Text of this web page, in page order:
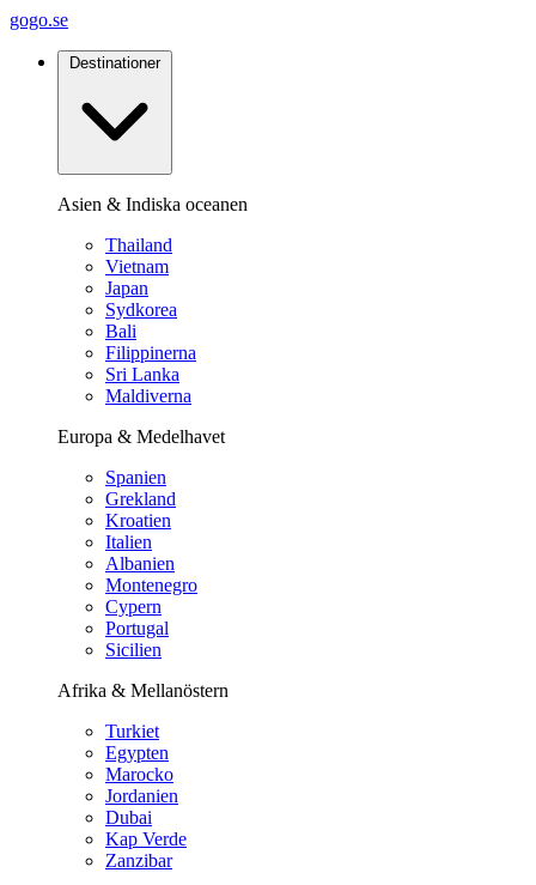
gogo.se
Destinationer
Asien & Indiska oceanen
Thailand
Vietnam
Japan
Sydkorea
Bali
Filippinerna
Sri Lanka
Maldiverna
Europa & Medelhavet
Spanien
Grekland
Kroatien
Italien
Albanien
Montenegro
Cypern
Portugal
Sicilien
Afrika & Mellanöstern
Turkiet
Egypten
Marocko
Jordanien
Dubai
Kap Verde
Zanzibar